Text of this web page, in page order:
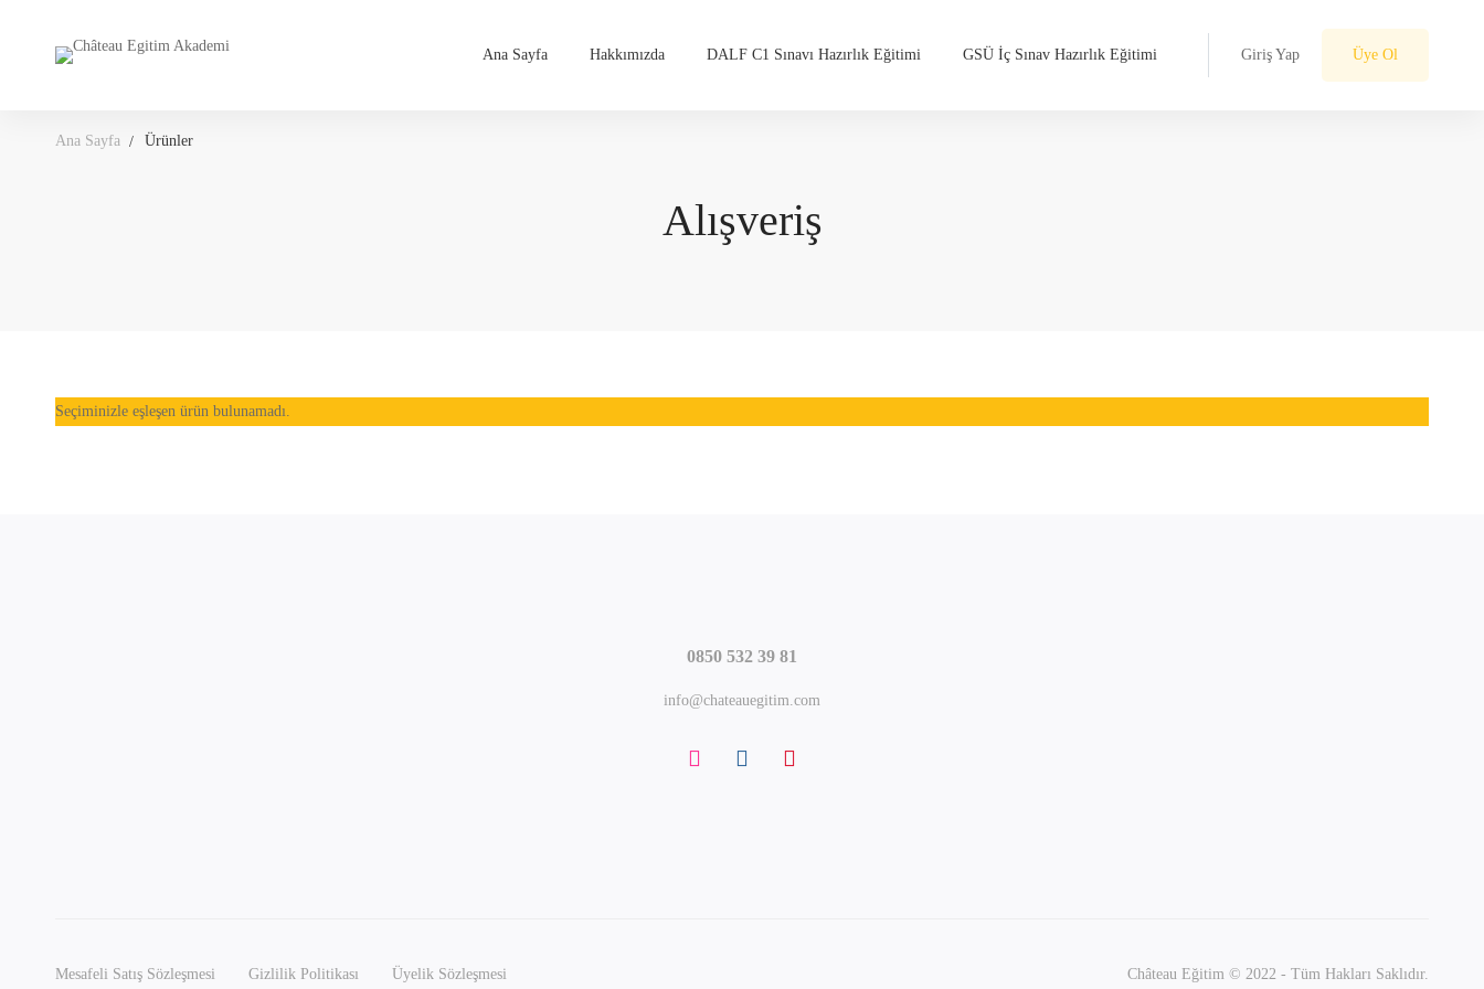
Ana Sayfa Hakkımızda DALF C1 Sınavı Hazırlık Eğitimi GSÜ İç Sınav Hazırlık Eğitimi Giriş Yap Üye Ol
Ana Sayfa Ürünler
Alışveriş
Seçiminizle eşleşen ürün bulunamadı.
0850 532 39 81
info@chateauegitim.com
Mesafeli Satış Sözleşmesi Gizlilik Politikası Üyelik Sözleşmesi Château Eğitim © 2022 - Tüm Hakları Saklıdır.